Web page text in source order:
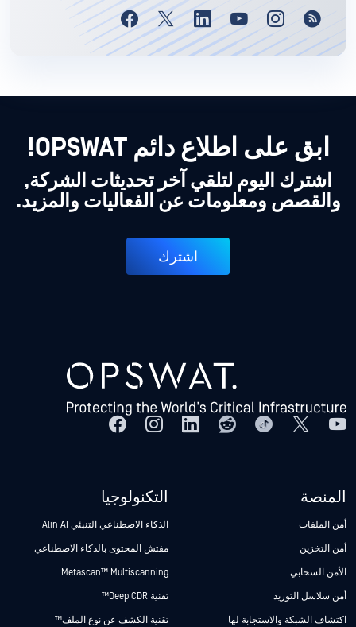
ابق على اطلاع دائم OPSWAT!
اشترك اليوم لتلقي آخر تحديثات الشركة,
والقصص ومعلومات عن الفعاليات والمزيد.
اشترك
المنصة
أمن الملفات
أمن التخزين
الأمن السحابي
أمن سلاسل التوريد
اكتشاف الشبكة والاستجابة لها
التكنولوجيا
الذكاء الاصطناعي التنبئي Alin AI
مفتش المحتوى بالذكاء الاصطناعي
Metascan™ Multiscanning
تقنية Deep CDR™
تقنية الكشف عن نوع الملف™